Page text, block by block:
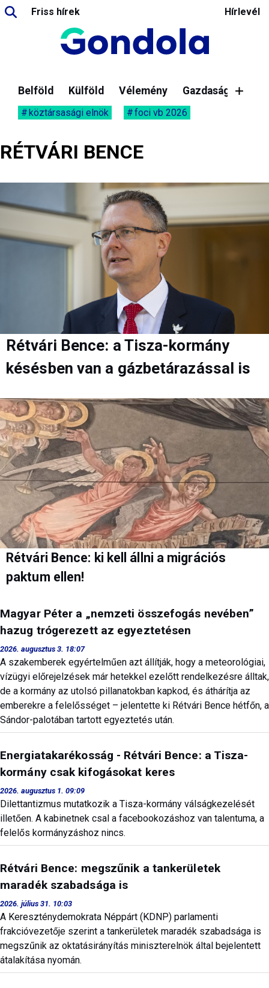
Friss hírek Hírlevél
Belföld Külföld Vélemény Gazdaság
köztársasági elnök foci vb 2026
RÉTVÁRI BENCE
Rétvári Bence: a Tisza-kormány
késésben van a gázbetárazással is
Rétvári Bence: ki kell állni a migrációs
paktum ellen!
Magyar Péter a „nemzeti összefogás nevében”
hazug trógerezett az egyeztetésen
2026. augusztus 3. 18:07
A szakemberek egyértelműen azt állítják, hogy a meteorológiai,
vízügyi előrejelzések már hetekkel ezelőtt rendelkezésre álltak,
de a kormány az utolsó pillanatokban kapkod, és áthárítja az
emberekre a felelősséget – jelentette ki Rétvári Bence hétfőn, a
Sándor-palotában tartott egyeztetés után.
Energiatakarékosság - Rétvári Bence: a Tisza-
kormány csak kifogásokat keres
2026. augusztus 1. 09:09
Dilettantizmus mutatkozik a Tisza-kormány válságkezelését
illetően. A kabinetnek csal a facebookozáshoz van talentuma, a
felelős kormányzáshoz nincs.
Rétvári Bence: megszűnik a tankerületek
maradék szabadsága is
2026. július 31. 10:03
A Kereszténydemokrata Néppárt (KDNP) parlamenti
frakcióvezetője szerint a tankerületek maradék szabadsága is
megszűnik az oktatásirányítás miniszterelnök által bejelentett
átalakítása nyomán.